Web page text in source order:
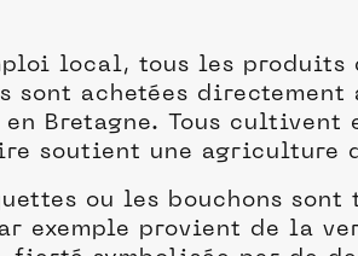
local, tous les produits
sont achetées directement
Bretagne. Tous
soutient une agriculture
ou les bouchons sont
exemple provient de la